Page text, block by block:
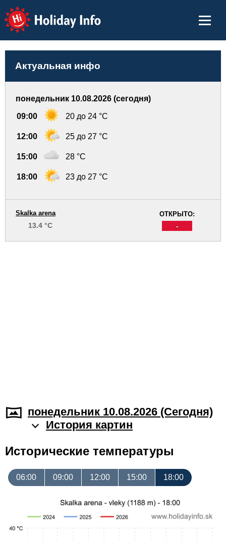
Holiday Info
Актуальная инфо
понедельник 10.08.2026 (сегодня)
09:00 20 до 24 °C
12:00 25 до 27 °C
15:00 28 °C
18:00 23 до 27 °C
ОТКРЫТО:
-
Skalka arena
13.4 °C
понедельник 10.08.2026 (Cегодня)
История картин
Исторические температуры
06:00 09:00 12:00 15:00 18:00